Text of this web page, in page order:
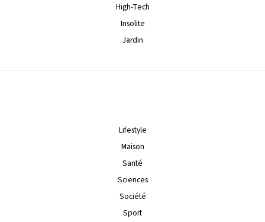
High-Tech
Insolite
Jardin
Lifestyle
Maison
Santé
Sciences
Société
Sport